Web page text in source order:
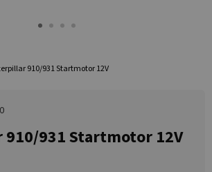
910/931 Startmotor 12V
931 Startmotor 12V